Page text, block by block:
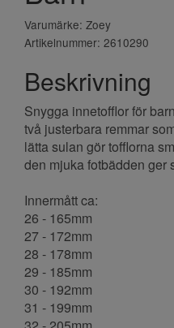
Varumärke: Zoey
Artikelnummer: 2610290
Beskrivning
Snygga innetofflor för
två justerbara remmar
lätta sulan gör tofflorna
den mjuka fotbädden ger
Innermått ca:
26 - 165mm
27 - 172mm
28 - 178mm
29 - 185mm
30 - 192mm
31 - 199mm